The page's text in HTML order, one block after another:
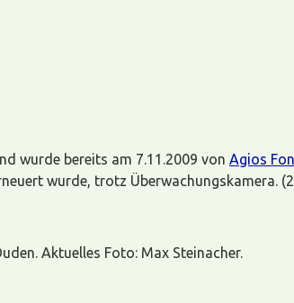
wurde bereits am 7.11.2009 von Agios
wurde, trotz Überwachungskamera.
Aktuelles Foto: Max Steinacher.